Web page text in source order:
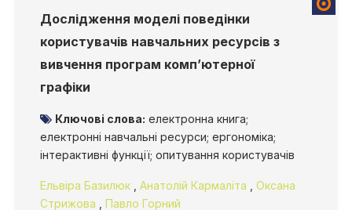
Дослідження моделі поведінки
користувачів навчальних ресурсів з
вивчення програм комп’ютерної
графіки
Ключові слова: електронна книга;
електронні навчальні ресурси; ергономіка;
інтерактивні функції; опитування користувачів
Ельвіра Базилюк Анатолій Кармаліта
Оксана
Стрижова
Павло Горний